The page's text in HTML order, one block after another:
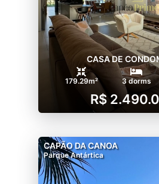
CASA DE
179.29m² 3 dorms
R$
CAPÃO DA CANOA
Parque Antártica